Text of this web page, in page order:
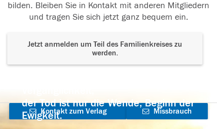
bilden. Bleiben Sie in Kontakt mit anderen Mitgliedern
und tragen Sie sich jetzt ganz bequem ein.
Jetzt anmelden um Teil des Familienkreises zu
werden.
der Tod ist nur die Wende, Beginn der
Ewigkeit.
Kontakt zum Verlag
Missbrauch